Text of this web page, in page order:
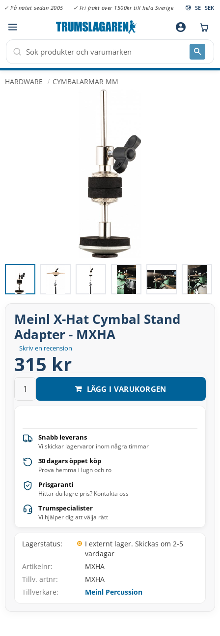
Meny
✓ På nätet sedan 2005 ✓ Fri frakt över 1500kr till hela Sverige SE SEK
account_circle
HARDWARE CYMBALARMAR MM
Skriv en recension
Meinl X-Hat Cymbal Stand
Adapter - MXHA
315 kr
LÄGG I VARUKORGEN
Snabb leverans
Vi skickar lagervaror inom några timmar
30 dagars öppet köp
Prova hemma i lugn och ro
Prisgaranti
Hittar du lägre pris? Kontakta oss
Trumspecialister
Vi hjälper dig att välja rätt
Lagerstatus
I externt lager. Skickas om 2-5
vardagar
Artikelnr
MXHA
Tillv. artnr
MXHA
Tillverkare
Meinl Percussion